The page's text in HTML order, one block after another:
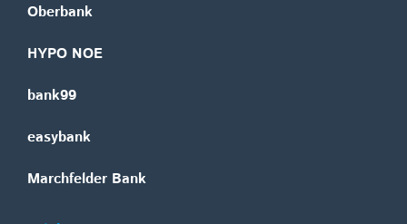
Oberbank
HYPO NOE
bank99
easybank
Marchfelder Bank